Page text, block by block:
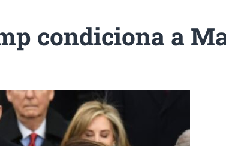
condiciona a